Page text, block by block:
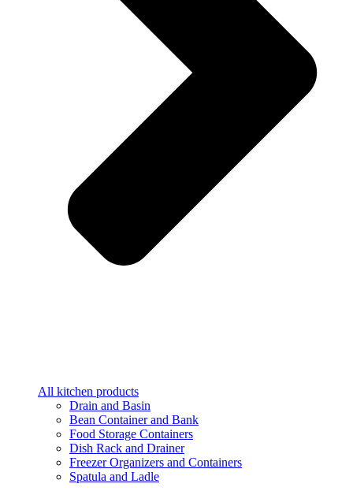
All kitchen products
Drain and Basin
Bean Container and Bank
Food Storage Containers
Dish Rack and Drainer
Freezer Organizers and Containers
Spatula and Ladle